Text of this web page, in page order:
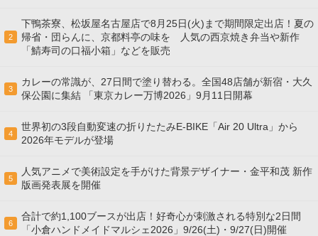
2
下鴨茶寮、松坂屋名古屋店で8月25日(火)まで期間限定出店！夏の
帰省・団らんに、京都料亭の味を 人気の西京焼き弁当や新作
「鯖寿司の口福小箱」などを販売
3
カレーの常識が、27日間で塗り替わる。全国48店舗が新宿・大久
保公園に集結 「東京カレー万博2026」9月11日開幕
4
世界初の3段自動変速の折りたたみE-BIKE「Air 20 Ultra」から
2026年モデルが登場
5
人気アニメで美術設定を手がけた背景デザイナー・金平和茂 新作
版画発表展を開催
6
合計で約1,100ブースが出店！好奇心が刺激される特別な2日間
「小倉ハンドメイドマルシェ2026」9/26(土)・9/27(日)開催